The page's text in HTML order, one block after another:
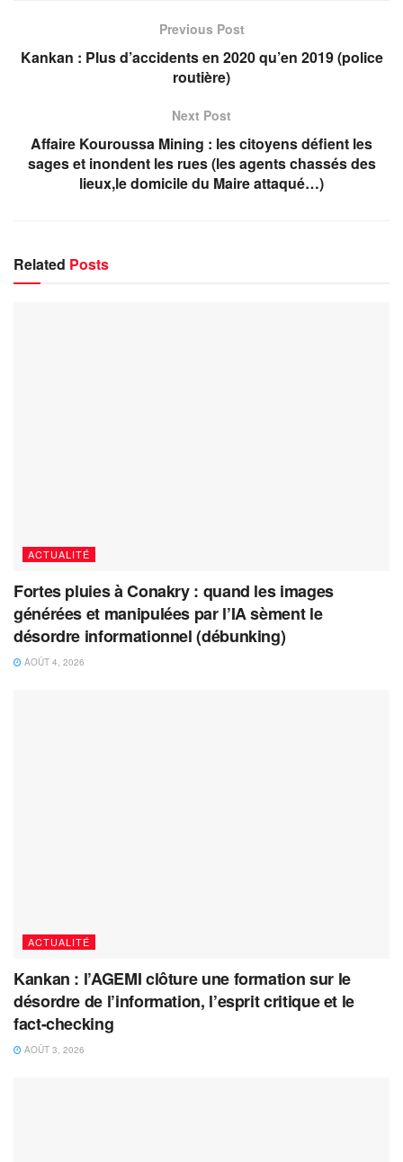
Previous Post
Kankan : Plus d’accidents en 2020 qu’en 2019 (police
routière)
Next Post
Affaire Kouroussa Mining : les citoyens défient les
sages et inondent les rues (les agents chassés des
lieux,le domicile du Maire attaqué…)
Related Posts
ACTUALITÉ
Fortes pluies à Conakry : quand les images
générées et manipulées par l’IA sèment le
désordre informationnel (débunking)
AOÛT 4, 2026
ACTUALITÉ
Kankan : l’AGEMI clôture une formation sur le
désordre de l’information, l’esprit critique et le
fact-checking
AOÛT 3, 2026